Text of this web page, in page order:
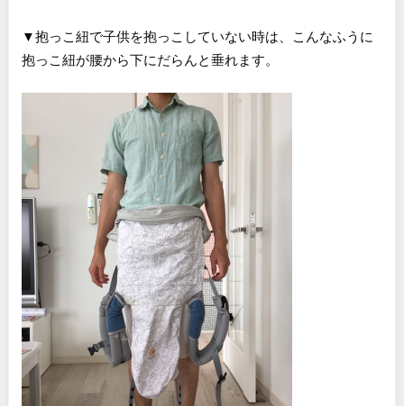
▼抱っこ紐で子供を抱っこしていない時は、こんなふうに
抱っこ紐が腰から下にだらんと垂れます。